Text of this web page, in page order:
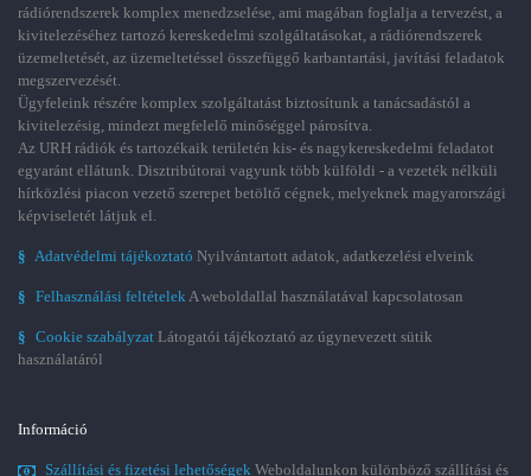
rádiórendszerek komplex menedzselése, ami magában foglalja a tervezést, a
kivitelezéséhez tartozó kereskedelmi szolgáltatásokat, a rádiórendszerek
üzemeltetését, az üzemeltetéssel összefüggő karbantartási, javítási feladatok
megszervezését.
Ügyfeleink részére komplex szolgáltatást biztosítunk a tanácsadástól a
kivitelezésig, mindezt megfelelő minőséggel párosítva.
Az URH rádiók és tartozékaik területén kis- és nagykereskedelmi feladatot
egyaránt ellátunk. Disztribútorai vagyunk több külföldi - a vezeték nélküli
hírközlési piacon vezető szerepet betöltő cégnek, melyeknek magyarországi
képviseletét látjuk el.
§ Adatvédelmi tájékoztató Nyilvántartott adatok, adatkezelési elveink
§ Felhasználási feltételekA weboldallal használatával kapcsolatosan
§ Cookie szabályzat Látogatói tájékoztató az úgynevezett sütik
használatáról
Információ
Szállítási és fizetési lehetőségek Weboldalunkon különböző szállítási és